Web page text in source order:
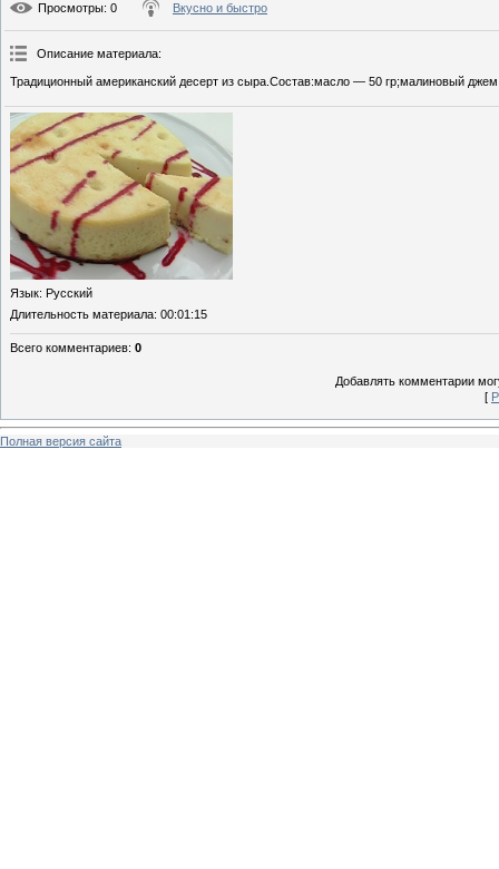
Просмотры: 0 Вкусно и быстро
Описание материала:
Традиционный американский десерт из сыра.Состав:масло — 50 гр;малиновый
Язык: Русский
Длительность материала: 00:01:15
Всего комментариев: 0
Добавлять комментарии
[
Полная версия сайта